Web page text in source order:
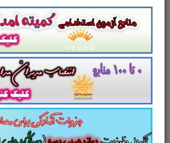
مجموعهلذت مصاحبه
کلاس